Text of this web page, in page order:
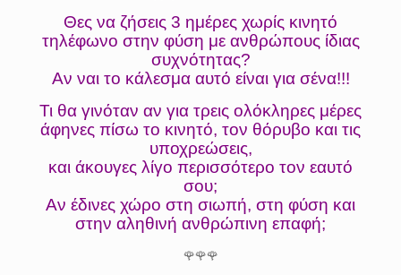
Θες να ζήσεις 3 ημέρες χωρίς κινητό
τηλέφωνο στην φύση με ανθρώπους ίδιας
συχνότητας?
Αν ναι το κάλεσμα αυτό είναι για σένα!!!
Τι θα γινόταν αν για τρεις ολόκληρες μέρες
άφηνες πίσω το κινητό, τον θόρυβο και τις
υποχρεώσεις,
και άκουγες λίγο περισσότερο τον εαυτό
σου;
Αν έδινες χώρο στη σιωπή, στη φύση και
στην αληθινή ανθρώπινη επαφή;
🌹🌹🌹